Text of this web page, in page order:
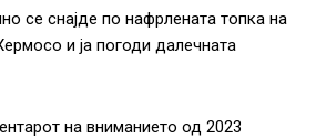
се снајде по нафрлената топка на
и ја погоди далечната
на вниманието од 2023